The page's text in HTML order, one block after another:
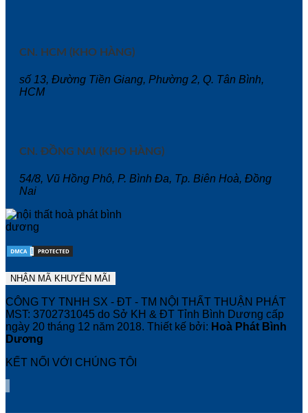
CN. HCM (KHO HÀNG)
số 13, Đường Tiền Giang, Phường 2, Q. Tân Bình,
HCM
CN. ĐỒNG NAI (KHO HÀNG)
54/8, Vũ Hồng Phô, P. Bình Đa, Tp. Biên Hoà, Đồng
Nai
CÔNG TY TNHH SX - ĐT - TM NỘI THẤT THUẬN PHÁT
MST: 3702731045 do Sở KH & ĐT Tỉnh Bình Dương cấp
ngày 20 tháng 12 năm 2018. Thiết kế bởi: Hoà Phát Bình
Dương
KẾT NỐI VỚI CHÚNG TÔI